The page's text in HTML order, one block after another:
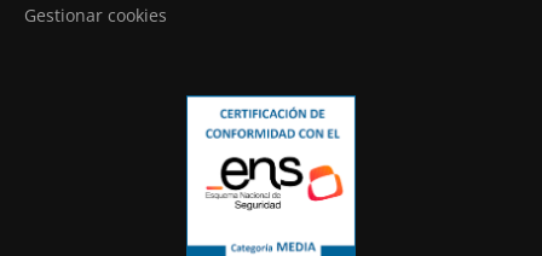
Gestionar cookies